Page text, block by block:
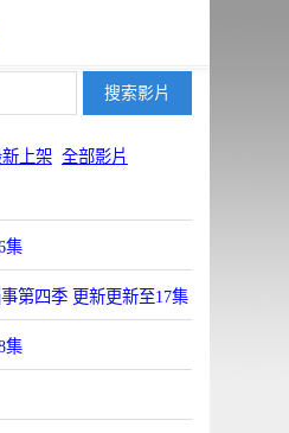
上架 全部影片
集
第四季 更新更新至17集
集